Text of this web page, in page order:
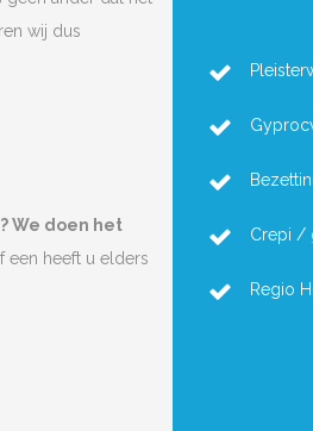
wij dus
We doen het
een heeft u elders
Crepi /
Regio